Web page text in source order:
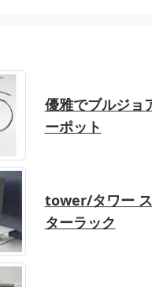
優雅でブルジ
ーポット
tower/タワー
ターラック